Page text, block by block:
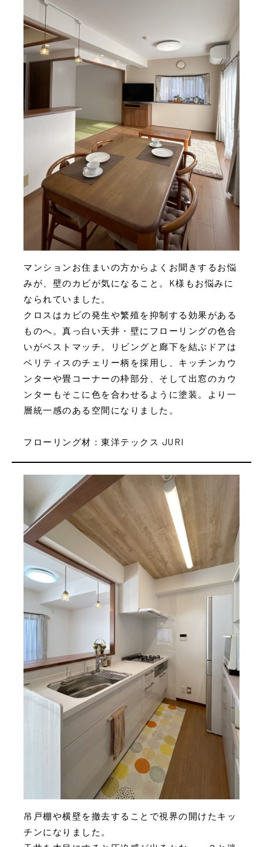
マンションお住まいの方からよくお聞きするお悩
みが、壁のカビが気になること。K様もお悩みに
なられていました。
クロスはカビの発生や繁殖を抑制する効果がある
ものへ。真っ白い天井・壁にフローリングの色合
いがベストマッチ。リビングと廊下を結ぶドアは
ベリティスのチェリー柄を採用し、キッチンカウ
ンターや畳コーナーの枠部分、そして出窓のカウ
ンターもそこに色を合わせるように塗装。より一
層統一感のある空間になりました。
フローリング材：東洋テックス JURI
吊戸棚や横壁を撤去することで視界の開けたキッ
チンになりました。